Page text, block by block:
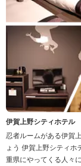
伊賀上野シティホテル
忍者ルームがある伊賀
ょう 伊賀上野シティホテルは忍者関連のアクティビティを求めて三
重県にやってくる人々